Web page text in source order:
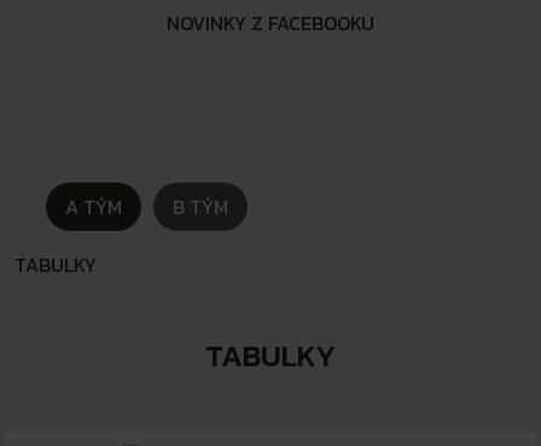
NOVINKY Z FACEBOOKU
A TÝM
B TÝM
TABULKY
TABULKY